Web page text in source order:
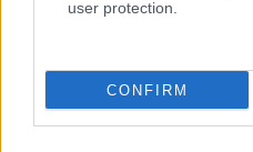
user protection.
CONFIRM